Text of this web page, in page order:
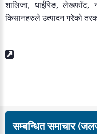
शालिजा, धाईरिङ,लेखफाँट,
किसानहरुले उत्पादन गरेको
सम्बन्धित समाचार